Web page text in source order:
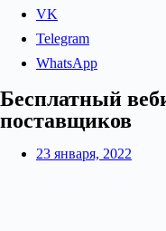
VK
Telegram
WhatsApp
Бесплатный
поставщиков
23 января, 2022